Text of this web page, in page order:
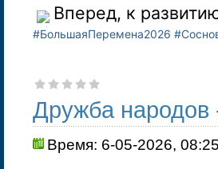
Вперед, к
#БольшаяПеремена2026
Дружба народов
Время: 6-05-2026, 08:25